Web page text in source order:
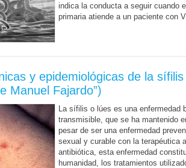
indica la conducta a seguir cuando
primaria atiende a un paciente con
y epidemiológicas de la sífilis
Manuel Fajardo”)
La sífilis o lúes es una enfermedad
transmisible, que se ha mantenido
pesar de ser una enfermedad
sexual y curable con la terapéutica
antibiótica, esta enfermedad
humanidad, los tratamientos